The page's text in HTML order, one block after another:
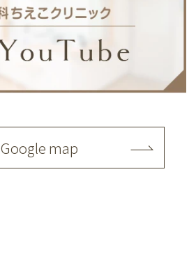
Google map